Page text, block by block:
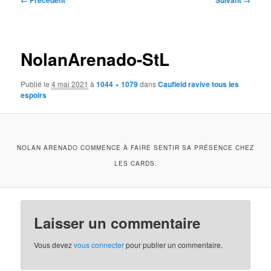
NolanArenado-StL
Publié le4 mai 2021 à1044 × 1079dansCaufield ravive tous les
espoirs
NOLAN ARENADO COMMENCE À FAIRE SENTIR SA PRÉSENCE CHEZ
LES CARDS.
Laisser un commentaire
Vous devezvous connecterpour publier un commentaire.